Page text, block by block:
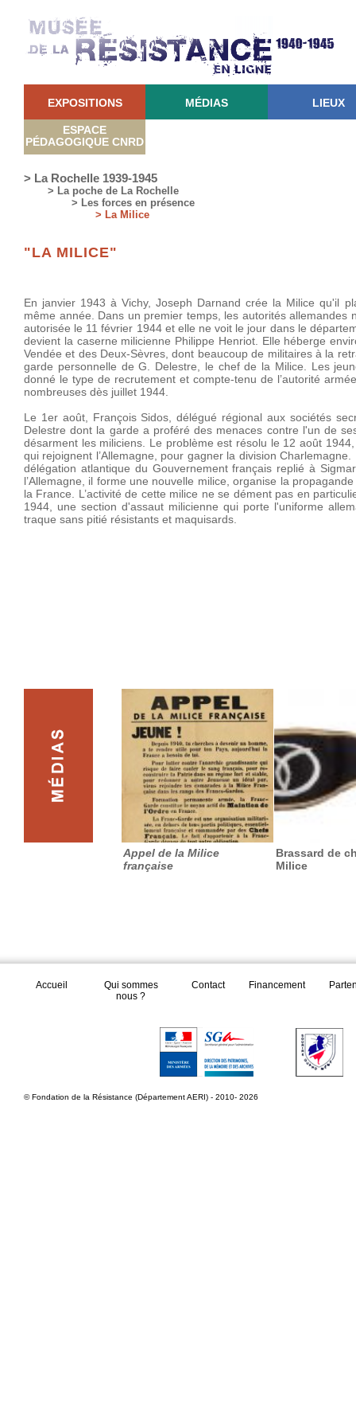
EXPOSITIONS MÉDIAS LIEUX
ESPACE
PÉDAGOGIQUE CNRD
> La Rochelle 1939-1945
> La poche de La Rochelle
> Les forces en présence
> La Milice
"LA MILICE"
En janvier 1943 à Vichy, Joseph Darnand crée la Milice qu'il
même année. Dans un premier temps, les autorités
autorisée le 11 février 1944 et elle ne voit le jour dans le
devient la caserne milicienne Philippe Henriot. Elle héberge
Vendée et des Deux-Sèvres, dont beaucoup de militaires à la
garde personnelle de G. Delestre, le chef de la Milice. Les
donné le type de recrutement et compte-tenu de l’autorité
nombreuses dès juillet 1944.
Le 1er août, François Sidos, délégué régional aux sociétés
Delestre dont la garde a proféré des menaces contre l'un de
désarment les miliciens. Le problème est résolu le 12 août
qui rejoignent l’Allemagne, pour gagner la division
délégation atlantique du Gouvernement français replié à
l’Allemagne, il forme une nouvelle milice, organise la
la France. L’activité de cette milice ne se dément pas en
1944, une section d'assaut milicienne qui porte l'uniforme
traque sans pitié résistants et maquisards.
Appel de la Milice
française
Brassard de
Milice
Accueil
Qui sommes
nous ?
Contact Financement
© Fondation de la Résistance (Département AERI) - 2010- 2026